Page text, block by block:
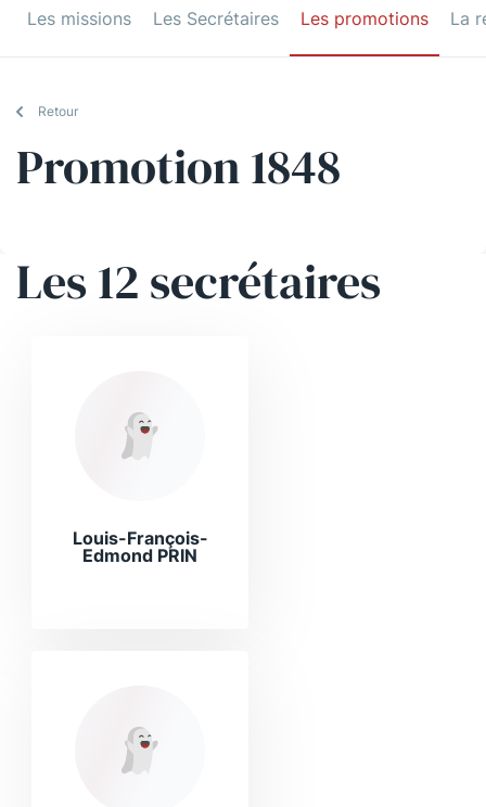
Les missions Les Secrétaires Les promotions La
Retour
Promotion 1848
Les 12 secrétaires
Louis-François-
Edmond PRIN